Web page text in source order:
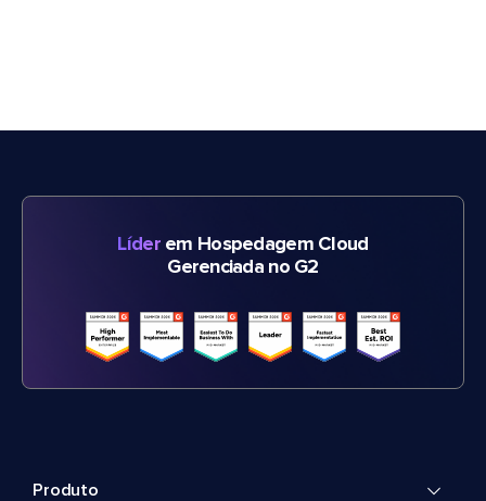
Líderem Hospedagem Cloud
Gerenciada no G2
Produto